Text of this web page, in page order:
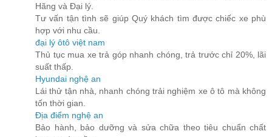
Hãng và Đại lý.
Tư vấn tận tình sẽ giúp Quý khách tìm được chiếc xe phù
hợp với nhu cầu.
đại lý ôtô việt nam
Thủ tục mua xe trả góp nhanh chóng, trả trước chỉ 20%, lãi
suất thấp.
Hyundai nghệ an
Lái thử tận nhà, nhanh chóng trải nghiệm xe ô tô mà không
tốn thời gian.
Địa điểm nghệ an
Bảo hành, bảo dưỡng và sửa chữa theo tiêu chuẩn chất